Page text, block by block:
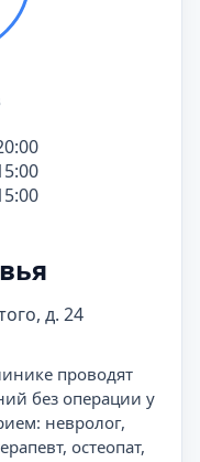
д. 24
проводят
без операции у
невролог,
остеопат,